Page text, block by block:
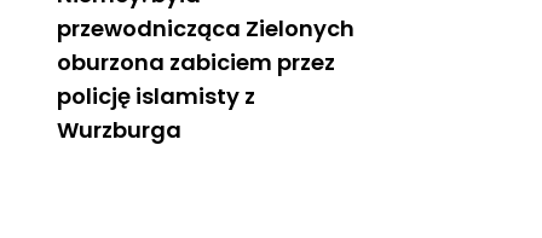
przewodnicząca Zielonych
oburzona zabiciem przez
policję islamisty z
Wurzburga